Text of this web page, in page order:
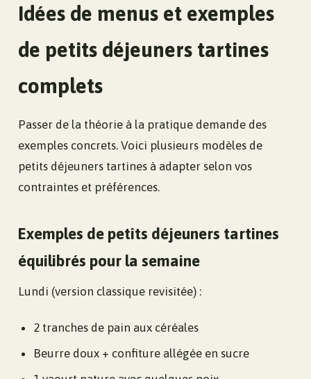
Idées de menus et exemples
de petits déjeuners tartines
complets
Passer de la théorie à la pratique demande des
exemples concrets. Voici plusieurs modèles de
petits déjeuners tartines à adapter selon vos
contraintes et préférences.
Exemples de petits déjeuners tartines
équilibrés pour la semaine
Lundi (version classique revisitée) :
2 tranches de pain aux céréales
Beurre doux + confiture allégée en sucre